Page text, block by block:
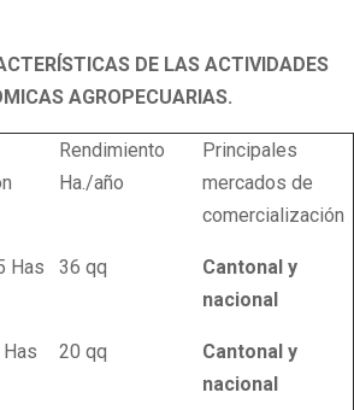
DE LAS ACTIVIDADES
AGROPECUARIAS.
Rendimiento
Ha./año
Principales
mercados de
comercialización
Has 36 qq Cantonal y
nacional
20 qq Cantonal y
nacional